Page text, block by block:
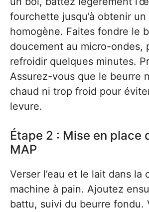
fourchette jusqu’à obtenir un
homogène. Faites fondre le
doucement au micro-ondes,
refroidir quelques minutes.
Assurez-vous que le beurre
chaud ni trop froid pour
levure.
Étape 2 : Mise en place
MAP
Verser l’eau et le lait dans la
machine à pain. Ajoutez
battu, suivi du beurre fondu.